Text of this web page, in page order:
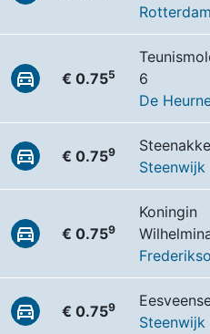
Rotterdam
€ 0.755
6
De
€ 0.759
Steenwijk
€ 0.759
Koningin
€ 0.759
Steenwijk